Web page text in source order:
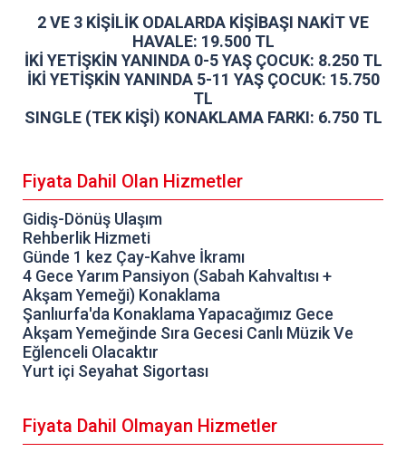
2 VE 3 KİŞİLİK ODALARDA KİŞİBAŞI NAKİT VE
HAVALE: 19.500 TL
İKİ YETİŞKİN YANINDA 0-5 YAŞ ÇOCUK: 8.250 TL
İKİ YETİŞKİN YANINDA 5-11 YAŞ ÇOCUK: 15.750
TL
SINGLE (TEK KİŞİ) KONAKLAMA FARKI: 6.750 TL
Fiyata Dahil Olan Hizmetler
Gidiş-Dönüş Ulaşım
Rehberlik Hizmeti
Günde 1 kez Çay-Kahve İkramı
4 Gece Yarım Pansiyon (Sabah Kahvaltısı +
Akşam Yemeği) Konaklama
Şanlıurfa'da Konaklama Yapacağımız Gece
Akşam Yemeğinde Sıra Gecesi Canlı Müzik Ve
Eğlenceli Olacaktır
Yurt içi Seyahat Sigortası
Fiyata Dahil Olmayan Hizmetler